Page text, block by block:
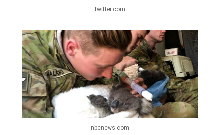
twitter.com
nbcnews.com